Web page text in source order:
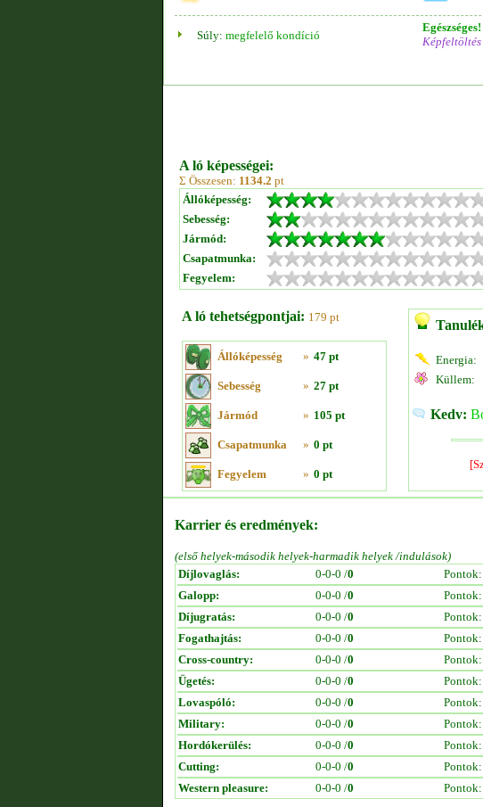
Súly: megfelelő kondíció
A ló képességei:
Σ Összesen: 1134.2 pt
Állóképesség:
Sebesség:
Jármód:
Csapatmunka:
Fegyelem:
A ló tehetségpontjai: 179 pt
Állóképesség » 47 pt
Sebesség » 27 pt
Jármód » 105 pt
Csapatmunka » 0 pt
Fegyelem » 0 pt
Energia:
Küllem:
Kedv:
Karrier és eredmények:
(első helyek-második helyek-harmadik helyek /indulások)
Díjlovaglás:
0-0-0 /0 Pontok:
Galopp:
0-0-0 /0 Pontok:
Díjugratás:
0-0-0 /0 Pontok:
Fogathajtás:
0-0-0 /0 Pontok:
Cross-country:
0-0-0 /0 Pontok:
Ügetés:
0-0-0 /0 Pontok:
Lovaspóló:
0-0-0 /0 Pontok:
Military:
0-0-0 /0 Pontok:
Hordókerülés:
0-0-0 /0 Pontok:
Cutting:
0-0-0 /0 Pontok:
Western pleasure:
0-0-0 /0 Pontok: